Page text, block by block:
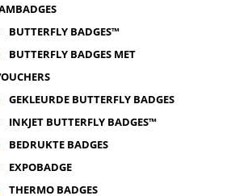
BUTTERFLY BADGES™
BUTTERFLY BADGES MET
GEKLEURDE BUTTERFLY BADGES
INKJET BUTTERFLY BADGES™
BEDRUKTE BADGES
EXPOBADGE
THERMO BADGES